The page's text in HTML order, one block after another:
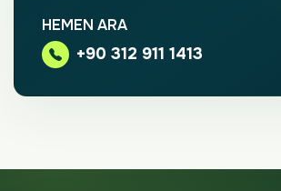
HEMEN ARA
+90 312 911 1413